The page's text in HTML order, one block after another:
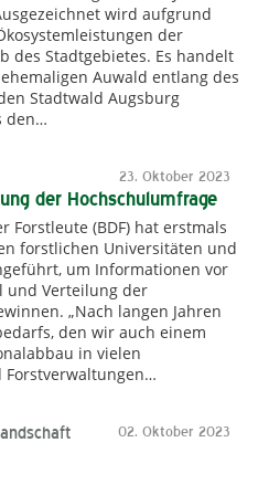
wird aufgrund
der
des Stadtgebietes. Es handelt
Auwald entlang des
Stadtwald Augsburg
den…
23. Oktober 2023
der Hochschulumfrage
Forstleute (BDF) hat erstmals
forstlichen Universitäten und
um Informationen vor
und Verteilung der
„Nach langen Jahren
den wir auch einem
in vielen
Forstverwaltungen…
02. Oktober 2023